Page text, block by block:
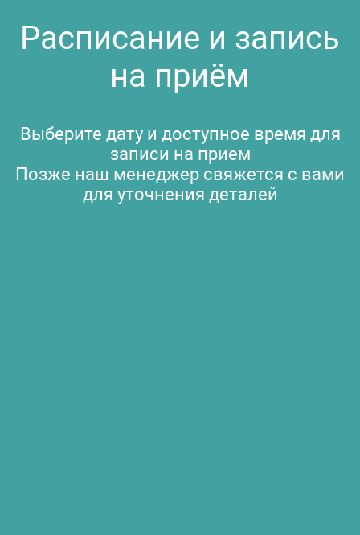
Расписание и запись
на приём
Выберите дату и доступное время для
записи на прием
Позже наш менеджер свяжется с вами
для уточнения деталей